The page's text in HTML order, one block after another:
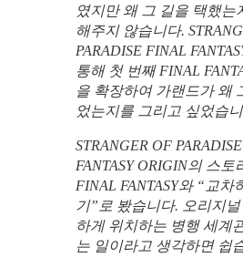
였지만 왜 그 길을 택했는
해주지 않습니다.
PARADISE FINAL
통해 첫 번째 FINAL
을 확장하여 가랜드가 왜
었는지를 그리고 싶었습
STRANGER OF
FANTASY ORIGIN의 스토
FINAL FANTASY와 “교차
기”로 봤습니다. 오리지
하게 위치하는 병행 세계
는 일이라고 생각하면 쉽